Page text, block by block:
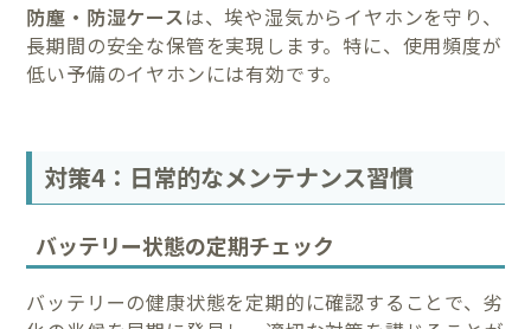
防塵・防湿ケースは、埃や湿気からイヤホンを守り、
長期間の安全な保管を実現します。特に、使用頻度が
低い予備のイヤホンには有効です。
対策4：日常的なメンテナンス習慣
バッテリー状態の定期チェック
バッテリーの健康状態を定期的に確認することで、劣